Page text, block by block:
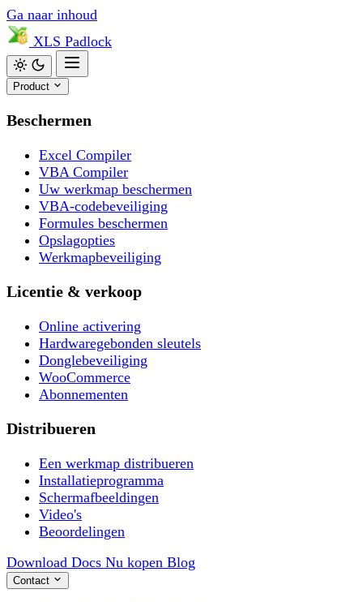
Ga naar inhoud
XLS Padlock
Product
Beschermen
Excel Compiler
VBA Compiler
Uw werkmap beschermen
VBA-codebeveiliging
Formules beschermen
Opslagopties
Werkmapbeveiliging
Licentie & verkoop
Online activering
Hardwaregebonden sleutels
Donglebeveiliging
WooCommerce
Abonnementen
Distribueren
Een werkmap distribueren
Installatieprogramma
Schermafbeeldingen
Video's
Beoordelingen
Download Docs Nu kopen Blog
Contact